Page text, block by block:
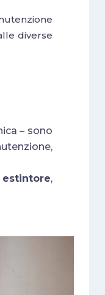
diverse
– sono
,